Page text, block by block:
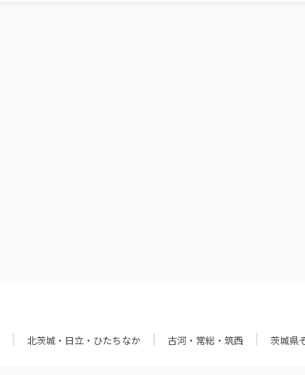
北茨城・日立・ひたちなか 古河・常総・筑西 茨城県